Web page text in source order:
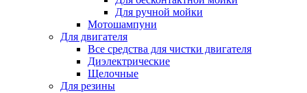
Для ручной мойки
Мотошампуни
Для двигателя
Все средства для чистки двигателя
Диэлектрические
Щелочные
Для резины